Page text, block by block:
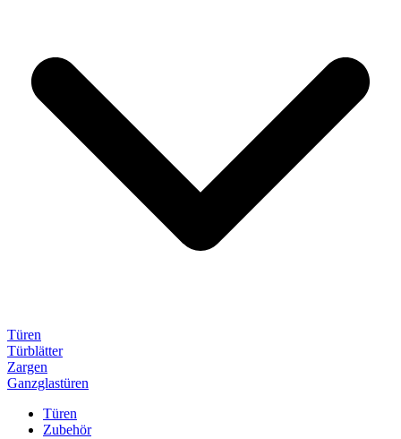
Türen
Türblätter
Zargen
Ganzglastüren
Türen
Zubehör